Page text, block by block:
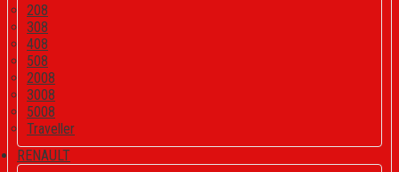
208
308
408
508
2008
3008
5008
Traveller
RENAULT